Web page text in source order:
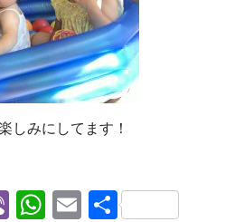
しみにしてます！
ViberWhatsApp
Email
共